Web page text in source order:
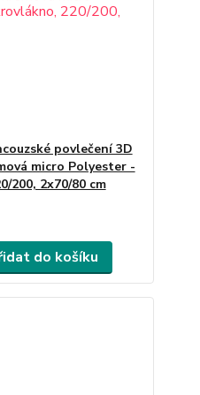
povlečení 3D
micro Polyester -
200, 2x70/80 cm
do košíku